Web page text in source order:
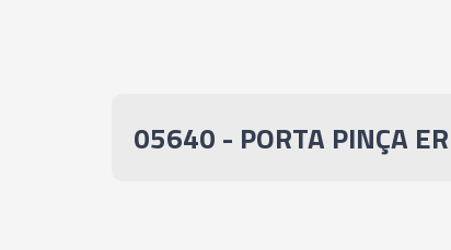
05640 - PORTA PINÇA